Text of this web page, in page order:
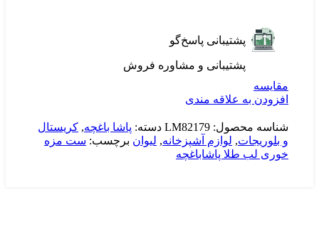
پشتیبانی پاسخ‌گو
پشتیبانی و مشاوره فروش
مقایسه
افزودن به علاقه مندی
شناسه محصول: LM82179 دسته: پاشا باغچه, کریستال
و بلوریجات, لوازم آشپزخانه, لیوان برچسب: ست مزه
خوری لب طلا پاشاباغچه